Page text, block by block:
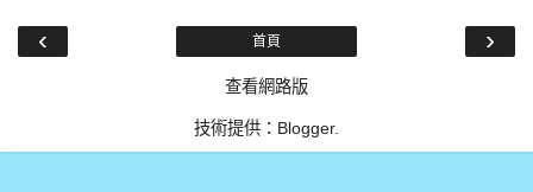
‹ ›
首頁
查看網路版
技術提供： Blogger.